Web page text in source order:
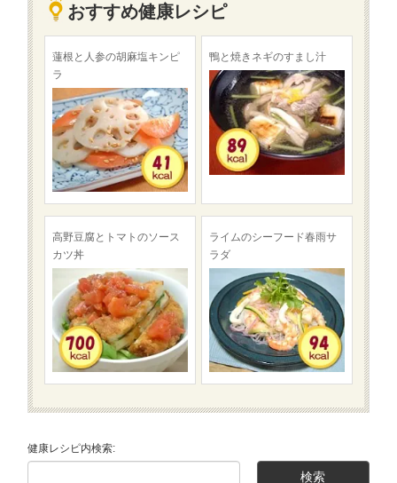
おすすめ健康レシピ
蓮根と人参の胡麻塩キンピ
ラ
鴨と焼きネギのすまし汁
高野豆腐とトマトのソース
カツ丼
ライムのシーフード春雨サ
ラダ
健康レシピ内検索: